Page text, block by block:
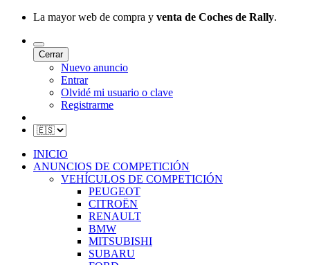
La mayor web de compra y venta de Coches de Rally.
Cerrar
Nuevo anuncio
Entrar
Olvidé mi usuario o clave
Registrarme
INICIO
ANUNCIOS DE COMPETICIÓN
VEHÍCULOS DE COMPETICIÓN
PEUGEOT
CITROËN
RENAULT
BMW
MITSUBISHI
SUBARU